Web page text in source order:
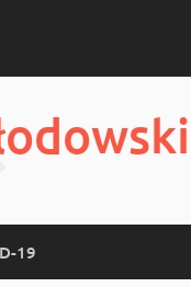
19